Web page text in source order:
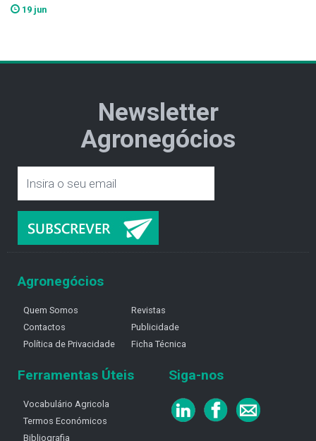
19 jun
Newsletter
Agronegócios
Agronegócios
Quem Somos
Contactos
Política de Privacidade
Revistas
Publicidade
Ficha Técnica
Ferramentas Úteis
Vocabulário Agricola
Termos Económicos
Bibliografia
Siga-nos